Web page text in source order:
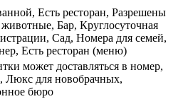
Есть ресторан, Разрешены
Бар, Круглосуточная
Сад, Номера для семей,
Есть ресторан (меню)
может доставляться в номер,
Люкс для новобрачных,
бюро